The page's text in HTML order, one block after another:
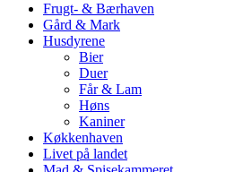
Frugt- & Bærhaven
Gård & Mark
Husdyrene
Bier
Duer
Får & Lam
Høns
Kaniner
Køkkenhaven
Livet på landet